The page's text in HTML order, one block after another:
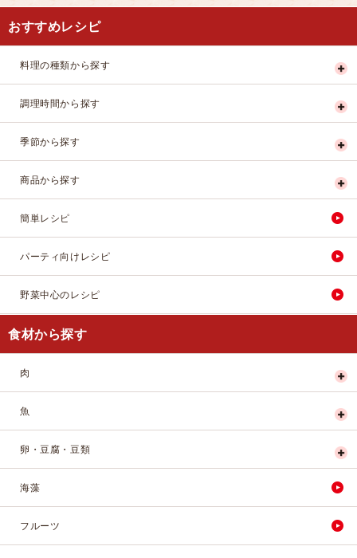
おすすめレシピ
料理の種類から探す
調理時間から探す
季節から探す
商品から探す
簡単レシピ
パーティ向けレシピ
野菜中心のレシピ
食材から探す
肉
魚
卵・豆腐・豆類
海藻
フルーツ